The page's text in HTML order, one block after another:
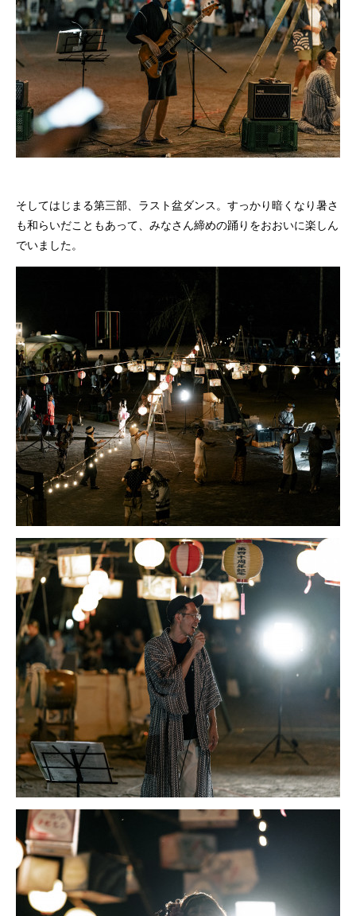
そしてはじまる第三部、ラスト盆ダンス。すっかり暗くなり暑さ
も和らいだこともあって、みなさん締めの踊りをおおいに楽しん
でいました。